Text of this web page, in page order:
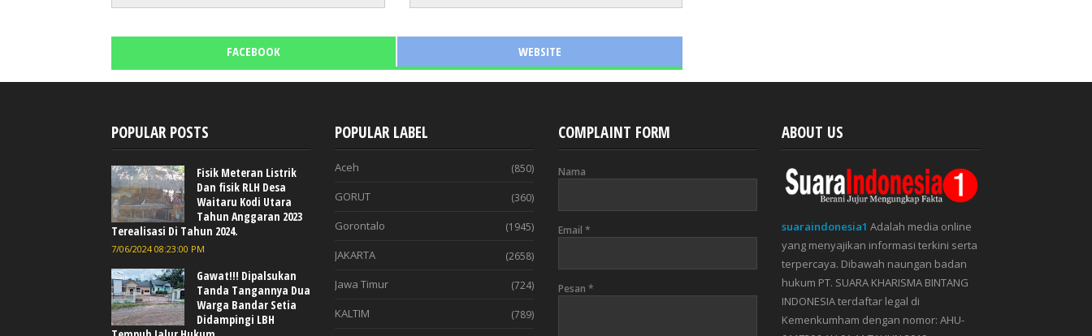
FACEBOOK WEBSITE
POPULAR POSTS
Fisik Meteran Listrik
Dan fisik RLH Desa
Waitaru Kodi Utara
Tahun Anggaran 2023
Terealisasi Di Tahun 2024.
7/06/2024 08:23:00 PM
Gawat!!! Dipalsukan
Tanda Tangannya Dua
Warga Bandar Setia
Didampingi LBH
POPULAR LABEL
Aceh (850)
GORUT (360)
Gorontalo (1945)
JAKARTA (2658)
Jawa Timur (724)
KALTIM (789)
COMPLAINT FORM
Nama
Email *
Pesan *
ABOUT US
suaraindonesia1 Adalah media online
yang menyajikan informasi terkini serta
terpercaya. Dibawah naungan badan
hukum PT. SUARA KHARISMA BINTANG
INDONESIA terdaftar legal di
Kemenkumham dengan nomor: AHU-